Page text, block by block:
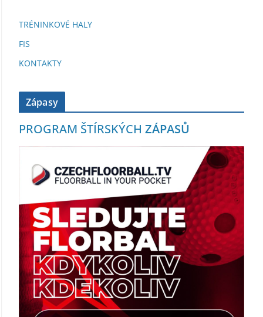
TRÉNINKOVÉ HALY
FIS
KONTAKTY
Zápasy
PROGRAM ŠTÍRSKÝCH ZÁPASŮ